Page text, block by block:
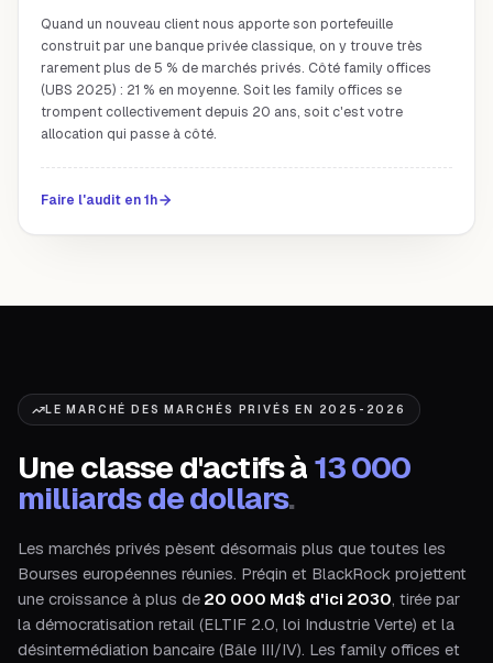
Quand un nouveau client nous apporte son portefeuille
construit par une banque privée classique, on y trouve très
rarement plus de 5 % de marchés privés. Côté family offices
(UBS 2025) : 21 % en moyenne. Soit les family offices se
trompent collectivement depuis 20 ans, soit c'est votre
allocation qui passe à côté.
Faire l'audit en 1h
LE MARCHÉ DES MARCHÉS PRIVÉS EN 2025-2026
Une classe d'actifs à13 000
milliards de dollars.
Les marchés privés pèsent désormais plus que toutes les
Bourses européennes réunies. Préqin et BlackRock projettent
une croissance à plus de 20 000 Md$ d'ici 2030, tirée par
la démocratisation retail (ELTIF 2.0, loi Industrie Verte) et la
désintermédiation bancaire (Bâle III/IV). Les family offices et